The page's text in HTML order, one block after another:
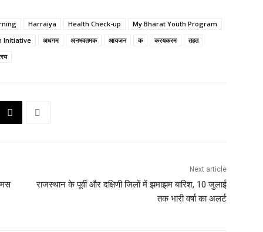
Harraiya Health Check-up
My Bharat Youth Program
Initiative
अधगम अनभवतमक आयजन क करयकरम
तहत
Next article
राजस्थान के पूर्वी और दक्षिणी जिलों में झमाझम बारिश, 10 जुलाई
तक भारी वर्षा का अलर्ट